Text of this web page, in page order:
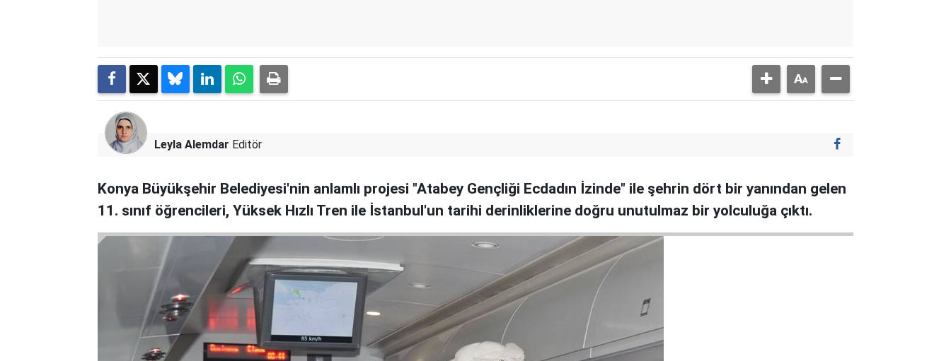
Leyla Alemdar Editör
Konya Büyükşehir Belediyesi'nin anlamlı projesi "Atabey Gençliği Ecdadın İzinde" ile şehrin dört bir yanından gelen
11. sınıf öğrencileri, Yüksek Hızlı Tren ile İstanbul'un tarihi derinliklerine doğru unutulmaz bir yolculuğa çıktı.